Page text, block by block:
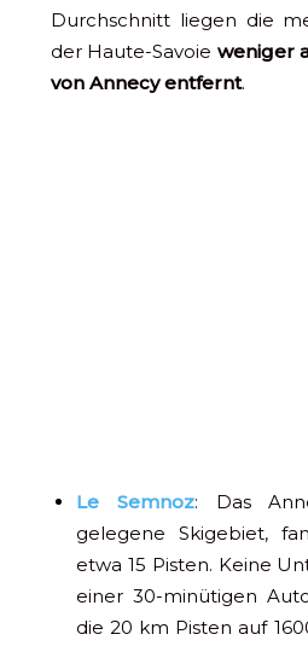
Durchschnitt liegen die
der Haute-Savoie weniger
von Annecy entfernt.
Le Semnoz: Das
gelegene Skigebiet,
etwa 15 Pisten. Keine
einer 30-minütigen
die 20 km Pisten auf